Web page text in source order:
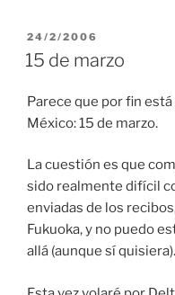
POSTED
ON
24/2/2006
15 de marzo
Parece que por fin
México: 15 de marzo.
La cuestión es que
sido realmente difícil
enviadas de los
Fukuoka, y no puedo
allá (aunque sí quisiera).